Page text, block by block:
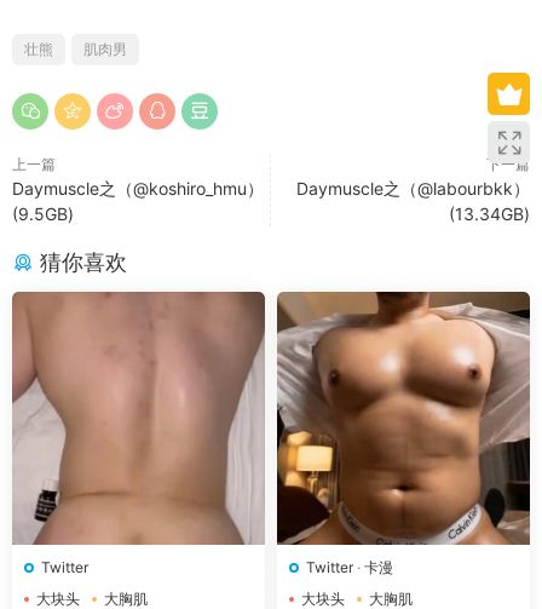
壮熊 肌肉男
上一篇
Daymuscle之（@koshiro_hmu）
(9.5GB)
下一篇
Daymuscle之（@labourbkk）
(13.34GB)
猜你喜欢
Twitter
大块头
大胸肌
Twitter· 卡漫
大块头
大胸肌